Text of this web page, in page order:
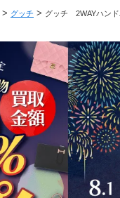
> グッチ > グッチ 2WAYハンド